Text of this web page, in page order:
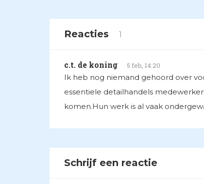
Reacties 1
c.t. de koning 5 feb, 14:20
Ik heb nog niemand gehoord over
essentiele detailhandels
komen.Hun werk is al vaak
Schrijf een reactie